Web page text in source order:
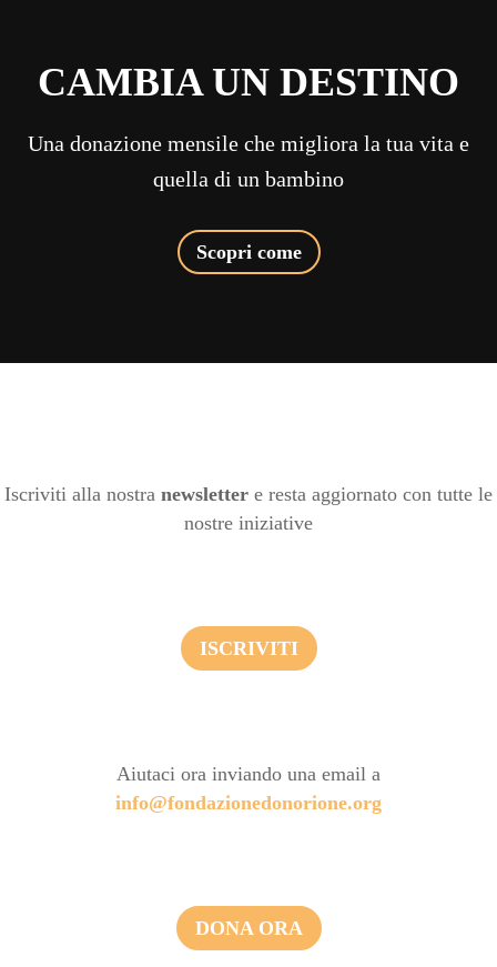
CAMBIA UN DESTINO
Una donazione mensile che migliora la tua vita e
quella di un bambino
Scopri come
Iscriviti alla nostra newsletter e resta aggiornato con tutte le
nostre iniziative
ISCRIVITI
Aiutaci ora inviando una email a
info@fondazionedonorione.org
DONA ORA